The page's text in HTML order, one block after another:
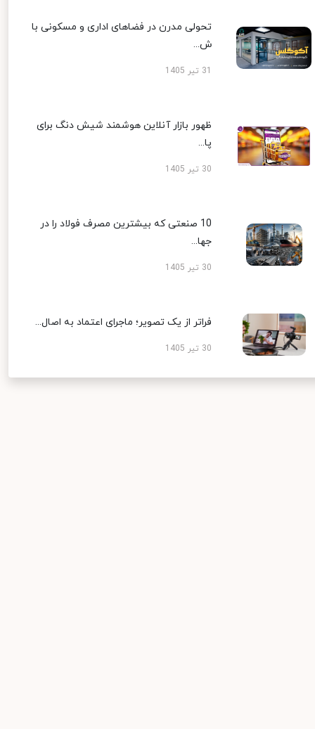
تحولی مدرن در فضاهای اداری و مسکونی با
ش...
ظهور بازار آنلاین هوشمند شیش دنگ برای
پا...
30 تیر 1405
10 صنعتی که بیشترین مصرف فولاد را در
جها...
30 تیر 1405
فراتر از یک تصویر؛ ماجرای اعتماد به اصال...
30 تیر 1405